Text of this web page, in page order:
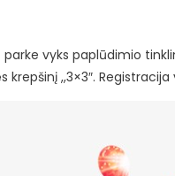
parke vyks paplūdimio
,,3×3″. Registracija